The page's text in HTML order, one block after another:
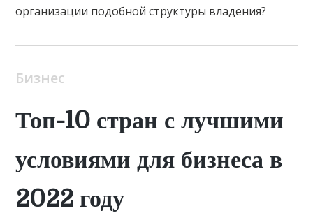
организации подобной структуры владения?
Бизнес
Топ-10 стран с лучшими
условиями для бизнеса в
2022 году